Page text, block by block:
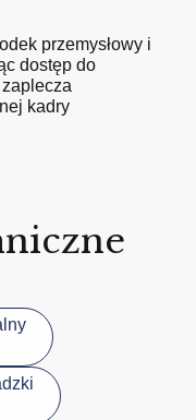
przemysłowy i
dostęp do
kadry